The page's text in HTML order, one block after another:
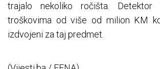
trajalo nekoliko ročišta.
troškovima od više od milion KM
izdvojeni za taj predmet.